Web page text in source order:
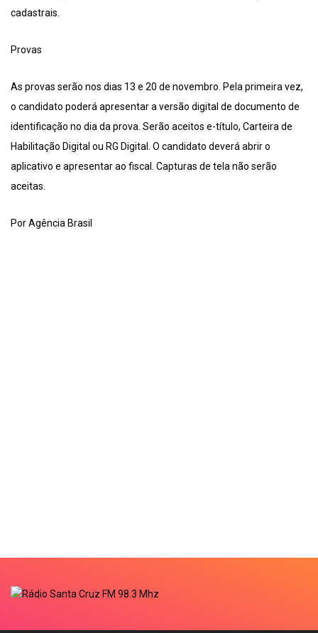
cadastrais.
Provas
As provas serão nos dias 13 e 20 de novembro. Pela primeira vez,
o candidato poderá apresentar a versão digital de documento de
identificação no dia da prova. Serão aceitos e-título, Carteira de
Habilitação Digital ou RG Digital. O candidato deverá abrir o
aplicativo e apresentar ao fiscal. Capturas de tela não serão
aceitas.
Por Agência Brasil